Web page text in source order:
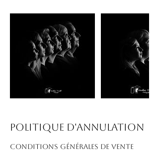
Politique d'annulation
CONDITIONS GÉNÉRALES DE VENTE